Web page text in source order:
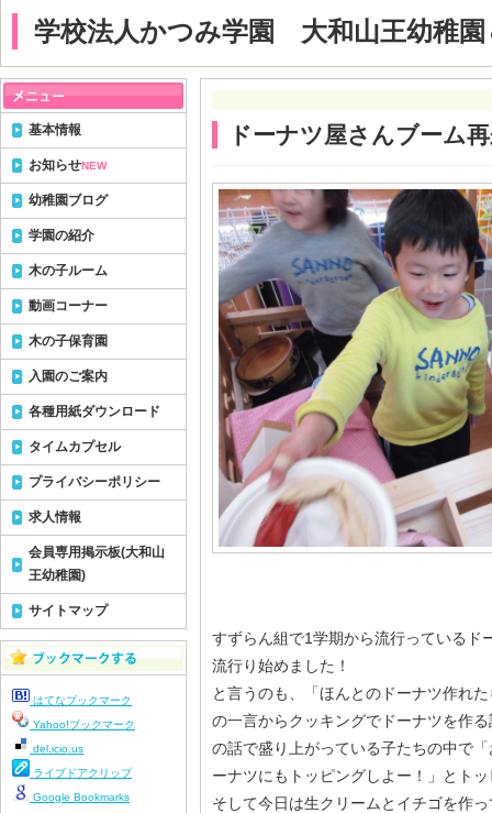
学校法人かつみ学園 大和山王幼稚園
ドーナツ屋さんブーム
すずらん組で1学期から流行っているド
流行り始めました！
と言うのも、「ほんとのドーナツ作れ
の一言からクッキングでドーナツを作
の話で盛り上がっている子たちの中で
ーナツにもトッピングしよー！」とト
そして今日は生クリームとイチゴを作
基本情報
お知らせNEW
幼稚園ブログ
学園の紹介
木の子ルーム
動画コーナー
木の子保育園
入園のご案内
各種用紙ダウンロード
タイムカプセル
プライバシーポリシー
求人情報
会員専用掲示板(大和山
王幼稚園)
サイトマップ
はてなブックマーク
Yahoo!ブックマーク
del.icio.us
ライブドアクリップ
Google Bookmarks